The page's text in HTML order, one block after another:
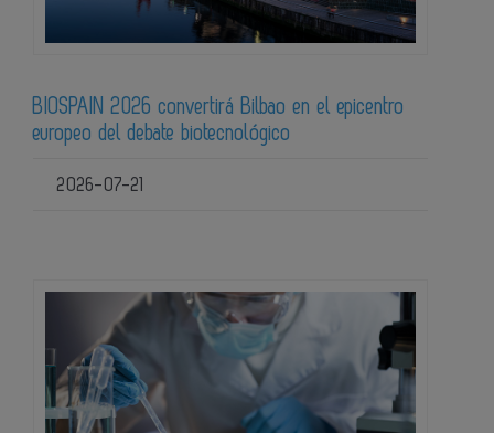
BIOSPAIN 2026 convertirá Bilbao en el epicentro
europeo del debate biotecnológico
2026-07-21